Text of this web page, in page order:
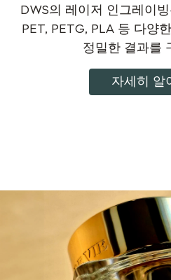
DWS의 레이저 인그레이
PET, PETG, PLA 등 다양
정밀한 결과를
자세히 알